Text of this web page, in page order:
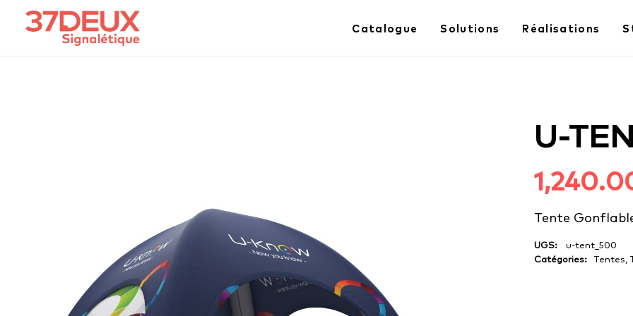
Catalogue Solutions Réalisations
U-
Tente
UGS:
u-tent_500
Catégories:
Tentes